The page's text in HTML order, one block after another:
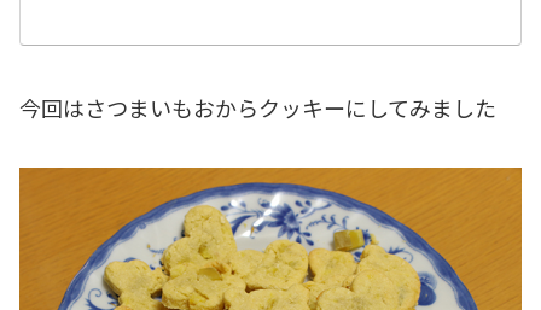
今回はさつまいもおからクッキーにしてみました